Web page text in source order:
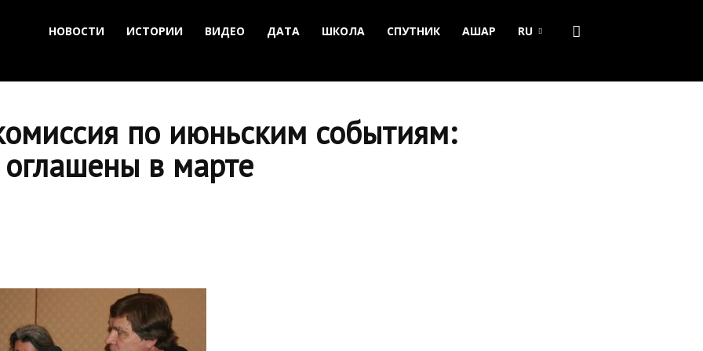
НОВОСТИ ИСТОРИИ ВИДЕО ДАТА ШКОЛА СПУТНИК АШАР RU
по июньским событиям:
оглашены в марте